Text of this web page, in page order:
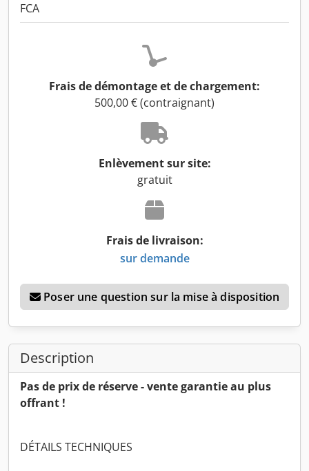
FCA
Frais de démontage et de chargement:
500,00 € (contraignant)
Enlèvement sur site:
gratuit
Frais de livraison:
sur demande
Poser une question sur la mise à disposition
Description
Pas de prix de réserve - vente garantie au plus
offrant !
DÉTAILS TECHNIQUES